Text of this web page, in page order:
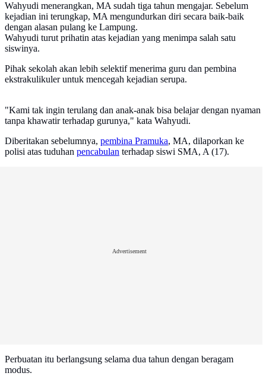
Wahyudi menerangkan, MA sudah tiga tahun mengajar. Sebelum
kejadian ini terungkap, MA mengundurkan diri secara baik-baik
dengan alasan pulang ke Lampung.
Wahyudi turut prihatin atas kejadian yang menimpa salah satu
siswinya.
Pihak sekolah akan lebih selektif menerima guru dan pembina
ekstrakulikuler untuk mencegah kejadian serupa.
"Kami tak ingin terulang dan anak-anak bisa belajar dengan nyaman
tanpa khawatir terhadap gurunya," kata Wahyudi.
Diberitakan sebelumnya, pembina Pramuka, MA, dilaporkan ke
polisi atas tuduhan pencabulan terhadap siswi SMA, A (17).
Advertisement
Perbuatan itu berlangsung selama dua tahun dengan beragam
modus.